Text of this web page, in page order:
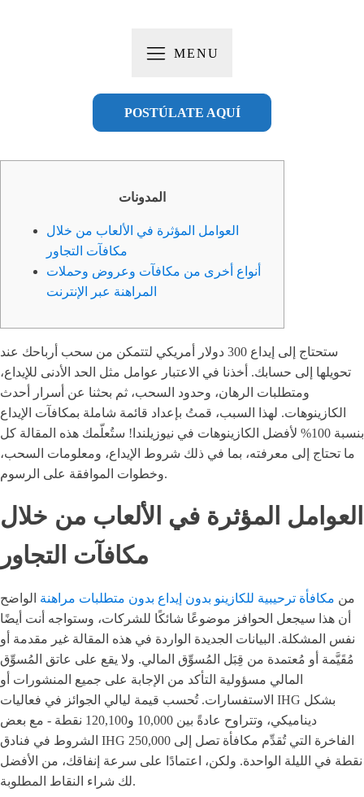
MENU
POSTÚLATE AQUÍ
المدونات
العوامل المؤثرة في الألعاب من خلال
مكافآت التجاور
أنواع أخرى من مكافآت وعروض وحملات
المراهنة عبر الإنترنت
ستحتاج إلى إيداع 300 دولار أمريكي لتتمكن من سحب أرباحك عند
تحويلها إلى حسابك. أخذنا في الاعتبار عوامل مثل الحد الأدنى للإيداع،
ومتطلبات الرهان، وحدود السحب، ثم بحثنا عن أسرار أحدث
الكازينوهات. لهذا السبب، قمتُ بإعداد قائمة شاملة بمكافآت الإيداع
بنسبة 100% لأفضل الكازينوهات في نيوزيلندا!
ستُعلّمك هذه المقالة كل
ما تحتاج إلى معرفته، بما في ذلك شروط الإيداع، ومعلومات السحب،
وخطوات الموافقة على الرسوم.
العوامل المؤثرة في الألعاب من خلال
مكافآت التجاور
من مكافأة ترحيبية للكازينو بدون إيداع بدون متطلبات مراهنة الواضح
أن هذا سيجعل الحوافز موضوعًا شائكًا للشركات، وستواجه أنت أيضًا
نفس المشكلة. البيانات الجديدة الواردة في هذه المقالة غير مقدمة أو
مُقَيَّمة أو مُعتمدة من قِبَل المُسوِّق المالي. ولا يقع على عاتق المُسوِّق
المالي مسؤولية التأكد من الإجابة على جميع المنشورات أو
الاستفسارات. تُحسب قيمة ليالي الجوائز في فعاليات IHG بشكل
ديناميكي، وتتراوح عادةً بين 10,000 و120,100 نقطة - مع بعض
الشروط في فنادق IHG الفاخرة التي تُقدِّم مكافأة تصل إلى 250,000
نقطة في الليلة الواحدة. ولكن، اعتمادًا على سرعة إنفاقك، من الأفضل
لك شراء النقاط المطلوبة.